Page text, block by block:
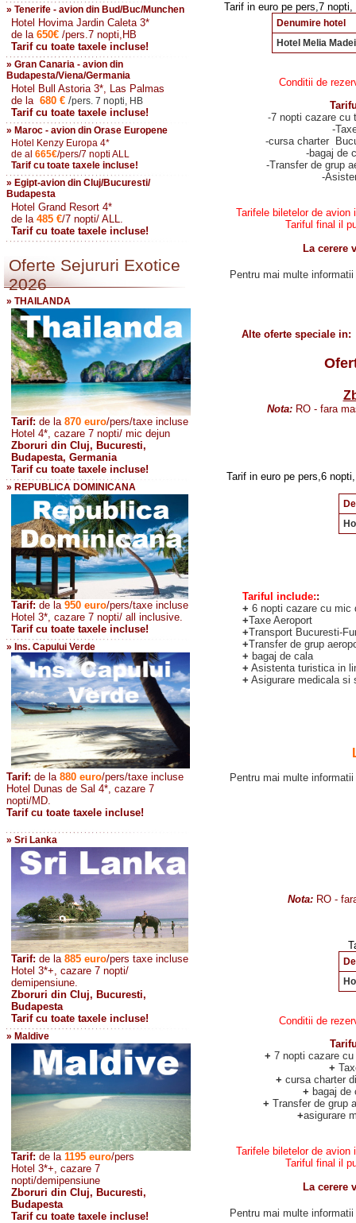
» Tenerife - avion din Bud/Buc/Munchen
Hotel Hovima Jardin Caleta 3*
de la 650€ /pers.7 nopti,HB
Tarif cu toate taxele incluse!
» Gran Canaria - avion din
Budapesta/Viena/Germania
Hotel Bull Astoria 3*, Las Palmas
de la 680 € /pers. 7 nopti, HB
Tarif cu toate taxele incluse!
» Maroc - avion din Orase Europene
Hotel Kenzy Europa 4*
de al 665€/pers/7 nopti ALL
Tarif cu toate taxele incluse!
» Egipt-avion din Cluj/Bucuresti/
Budapesta
Hotel Grand Resort 4*
de la485 €/7 nopti/ ALL.
Tarif cu toate taxele incluse!
Oferte Sejururi Exotice
2026
» THAILANDA
Tarif: de la 870 euro/pers/taxe incluse
Hotel 4*, cazare 7 nopti/ mic dejun
Zboruri din Cluj, Bucuresti,
Budapesta, Germania
Tarif cu toate taxele incluse!
» REPUBLICA DOMINICANA
Tarif: de la 950 euro/pers/taxe incluse
Hotel 3*, cazare 7 nopti/ all inclusive.
Tarif cu toate taxele incluse!
» Ins. Capului Verde
Tarif: de la 880 euro/pers/taxe incluse
Hotel Dunas de Sal 4*, cazare 7
nopti/MD.
Tarif cu toate taxele incluse!
» Sri Lanka
Tarif: de la 885 euro/pers taxe incluse
Hotel 3*+, cazare 7 nopti/
demipensiune.
Zboruri din Cluj, Bucuresti,
Budapesta
Tarif cu toate taxele incluse!
» Maldive
Tarif: de la 1195 euro/pers
Hotel 3*+, cazare 7
nopti/demipensiune
Zboruri din Cluj, Bucuresti,
Budapesta
Tarif cu toate taxele incluse!
Tarif in euro pe pers,7 nopti,
Denumire hotel
Hotel Melia
Conditii de
-7 nopti cazare cu
-
-cursa charter
-bagaj de
-Transfer de grup
-
Tarifele biletelor de
Tariful final il
La cerere
Pentru mai multe
Alte oferte speciale in:
Nota: RO - fara
Tarif in euro pe pers,6 nopti,
Tariful include::
+ 6 nopti cazare cu mic
+Taxe Aeroport
+Transport Bucuresti-
+Transfer de grup
+ bagaj de cala
+ Asistenta turistica in
+ Asigurare medicala si
Pentru mai multe
Nota: RO -
Tarif in euro
Conditii de
+ 7 nopti cazare
+
+ cursa charter
+ bagaj de
+ Transfer de grup
+asigurare
Tarifele biletelor de
Tariful final il
La cerere
Pentru mai multe